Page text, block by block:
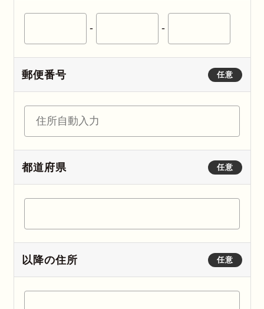
- -
任意
郵便番号
任意
都道府県
任意
以降の住所